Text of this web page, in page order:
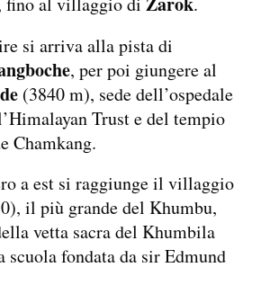
si arriva alla pista di
, per poi giungere al
(3840 m), sede dell’ospedale
Trust e del tempio
Chamkang.
a est si raggiunge il villaggio
il più grande del Khumbu,
vetta sacra del Khumbila
scuola fondata da sir Edmund